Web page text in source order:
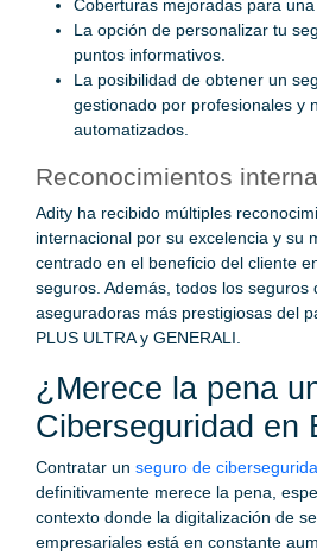
Coberturas mejoradas para
La opción de personalizar tu
puntos informativos.
La posibilidad de obtener un
gestionado por profesionales y
automatizados.
Reconocimientos
Adity ha recibido múltiples
internacional por su excelencia y su
centrado en el beneficio del cliente
seguros. Además, todos los seguros
aseguradoras más prestigiosas del
PLUS ULTRA y GENERALI.
¿Merece la pena
Ciberseguridad en
Contratar un seguro de
definitivamente merece la pena,
contexto donde la digitalización de
empresariales está en constante